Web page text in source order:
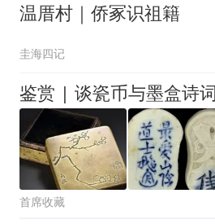
温厝村｜侨冢识祖籍
圭海四记
首席收藏